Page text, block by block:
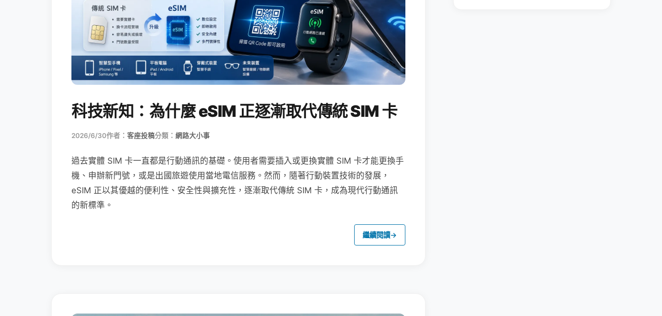
科技新知：為什麼 eSIM 正逐漸取代傳統 SIM 卡
2026/6/30作者： 客座投稿分類： 網路大小事
過去實體 SIM 卡一直都是行動通訊的基礎。使用者需要插入或更換實體 SIM 卡才能更換手
機、申辦新門號，或是出國旅遊使用當地電信服務。然而，隨著行動裝置技術的發展，
eSIM 正以其優越的便利性、安全性與擴充性，逐漸取代傳統 SIM 卡，成為現代行動通訊
的新標準。
繼續閱讀→